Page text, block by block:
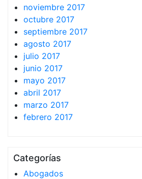
noviembre 2017
octubre 2017
septiembre 2017
agosto 2017
julio 2017
junio 2017
mayo 2017
abril 2017
marzo 2017
febrero 2017
Categorías
Abogados